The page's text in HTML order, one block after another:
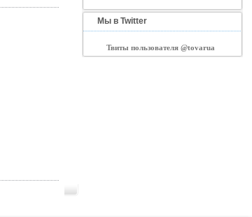
Мы в Twitter
Твиты пользователя @tovarua